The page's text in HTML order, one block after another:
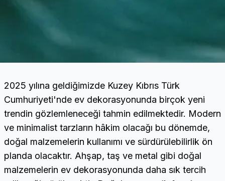
2025 yılına geldiğimizde Kuzey Kıbrıs Türk
Cumhuriyeti'nde ev dekorasyonunda birçok yeni
trendin gözlemleneceği tahmin edilmektedir. Modern
ve minimalist tarzların hâkim olacağı bu dönemde,
doğal malzemelerin kullanımı ve sürdürülebilirlik ön
planda olacaktır. Ahşap, taş ve metal gibi doğal
malzemelerin ev dekorasyonunda daha sık tercih